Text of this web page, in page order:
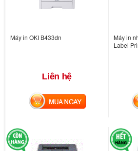
Máy in OKI B433dn
Liên hệ
MUA NGAY
Máy in
Label